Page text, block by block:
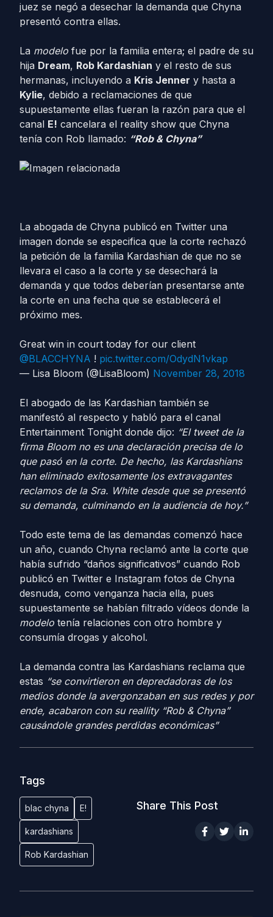
juez se negó a desechar la demanda que Chyna
presentó contra ellas.
La modelo fue por la familia entera; el padre de su
hija Dream, Rob Kardashian y el resto de sus
hermanas, incluyendo a Kris Jenner y hasta a
Kylie, debido a reclamaciones de que
supuestamente ellas fueran la razón para que el
canal E! cancelara el reality show que Chyna
tenía con Rob llamado: “Rob & Chyna”
La abogada de Chyna publicó en Twitter una
imagen donde se especifica que la corte rechazó
la petición de la familia Kardashian de que no se
llevara el caso a la corte y se desechará la
demanda y que todos deberían presentarse ante
la corte en una fecha que se establecerá el
próximo mes.
Great win in court today for our client
@BLACCHYNA ! pic.twitter.com/OdydN1vkap
— Lisa Bloom (@LisaBloom) November 28, 2018
El abogado de las Kardashian también se
manifestó al respecto y habló para el canal
Entertainment Tonight donde dijo: “El tweet de la
firma Bloom no es una declaración precisa de lo
que pasó en la corte. De hecho, las Kardashians
han eliminado exitosamente los extravagantes
reclamos de la Sra. White desde que se presentó
su demanda, culminando en la audiencia de hoy.”
Todo este tema de las demandas comenzó hace
un año, cuando Chyna reclamó ante la corte que
había sufrido “daños significativos” cuando Rob
publicó en Twitter e Instagram fotos de Chyna
desnuda, como venganza hacia ella, pues
supuestamente se habían filtrado vídeos donde la
modelo tenía relaciones con otro hombre y
consumía drogas y alcohol.
La demanda contra las Kardashians reclama que
estas “se convirtieron en depredadoras de los
medios donde la avergonzaban en sus redes y por
ende, acabaron con su reallity “Rob & Chyna”
causándole grandes perdidas económicas”
Tags
blac chyna E!
kardashians
Rob Kardashian
Share This Post